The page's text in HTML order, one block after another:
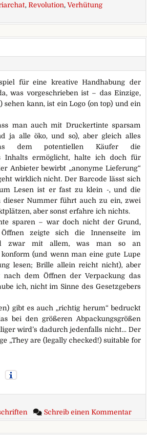
, Revolution, Verhütung
für eine kreative Handhabung der
was vorgeschrieben ist – das Einzige,
kann, ist ein Logo (on top) und ein
man auch mit Druckertinte sparsam
ja alle öko, und so), aber gleich alles
dem potentiellen Käufer die
Inhalts ermöglicht, halte ich doch für
Anbieter bewirbt „anonyme Lieferung“
wirklich nicht. Der Barcode lässt sich
Lesen ist er fast zu klein -, und die
dieser Nummer führt auch zu ein, zwei
aber sonst erfahre ich nichts.
sparen – war doch nicht der Grund,
zeigte sich die Innenseite im
zwar mit allem, was man so an
(und wenn man eine gute Lupe
lesen; Brille allein reicht nicht), aber
dem Öffnen der Verpackung das
ich, nicht im Sinne des Gesetzgebers
gibt es auch „richtig herum“ bedruckt
bei den größeren Abpackungsgrößen
wird’s dadurch jedenfalls nicht… Der
„They are (legally checked!) suitable for
Schreib einen Kommentarzu